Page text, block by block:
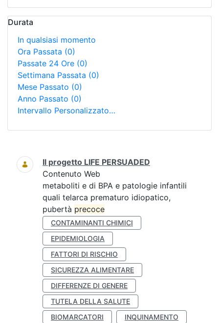
Durata
In qualsiasi momento
Ora Passata (0)
Passate 24 Ore (0)
Settimana Passata (0)
Mese Passato (0)
Anno Passato (0)
Intervallo Personalizzato…
Ricerca
Il progetto LIFE PERSUADED
Contenuto Web
metaboliti e di BPA e patologie infantili
quali telarca prematuro idiopatico,
pubertà precoce
CONTAMINANTI CHIMICI
EPIDEMIOLOGIA
FATTORI DI RISCHIO
SICUREZZA ALIMENTARE
DIFFERENZE DI GENERE
TUTELA DELLA SALUTE
BIOMARCATORI
INQUINAMENTO